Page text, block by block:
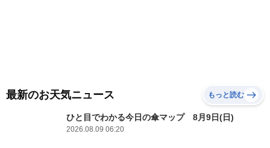
最新のお天気ニュース もっと読む
ひと目でわかる今日の傘マップ 8月9日(日)
2026.08.09 06:20